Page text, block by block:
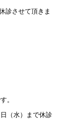
診させて頂きま
。
（水）まで休診